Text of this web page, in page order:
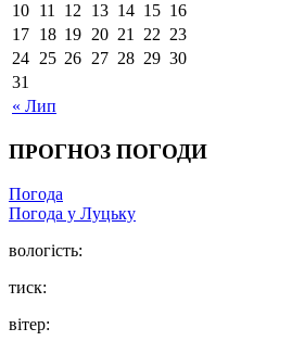
« Лип
10 11 12 13 14 15 16
17 18 19 20 21 22 23
24 25 26 27 28 29 30
31
ПРОГНОЗ ПОГОДИ
Погода
Погода у Луцьку
вологість:
тиск:
вітер: